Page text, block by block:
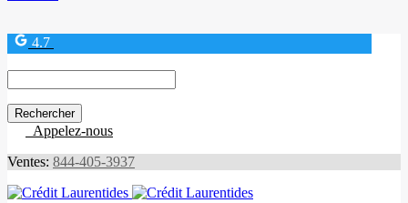
4.7
for:
Appelez-nous
Ventes: 844-405-3937